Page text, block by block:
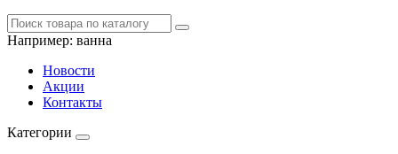
Например: ванна
Новости
Акции
Контакты
Категории